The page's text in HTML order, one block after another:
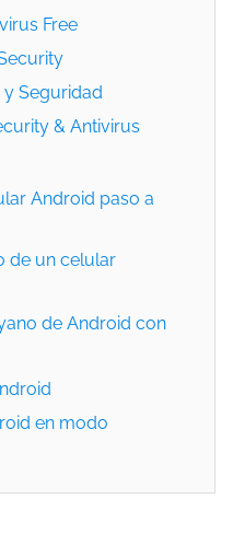
Free
Seguridad
& Antivirus
Android paso a
de un celular
de Android con
en modo